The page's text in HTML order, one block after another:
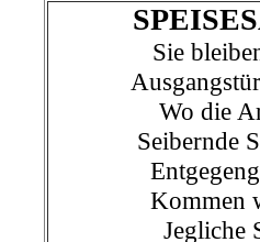
Sie
Wo die
Seibernde
Kommen
Jegliche